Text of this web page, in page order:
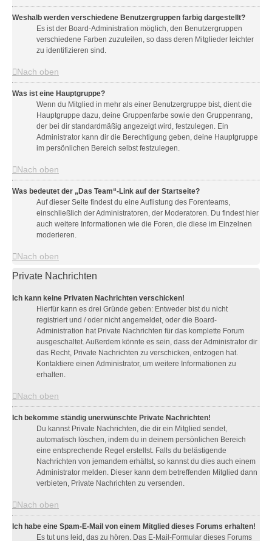
Weshalb werden verschiedene Benutzergruppen farbig dargestellt?
Es ist der Board-Administration möglich, den Benutzergruppen
verschiedene Farben zuzuteilen, so dass deren Mitglieder leichter
zu identifizieren sind.
Nach oben
Was ist eine Hauptgruppe?
Wenn du Mitglied in mehr als einer Benutzergruppe bist, dient die
Hauptgruppe dazu, deine Gruppenfarbe sowie den Gruppenrang,
der bei dir standardmäßig angezeigt wird, festzulegen. Ein
Administrator kann dir die Berechtigung geben, deine Hauptgruppe
im persönlichen Bereich selbst festzulegen.
Nach oben
Was bedeutet der „Das Team“-Link auf der Startseite?
Auf dieser Seite findest du eine Auflistung des Forenteams,
einschließlich der Administratoren, der Moderatoren. Du findest hier
auch weitere Informationen wie die Foren, die diese im Einzelnen
moderieren.
Nach oben
Private Nachrichten
Ich kann keine Privaten Nachrichten verschicken!
Hierfür kann es drei Gründe geben: Entweder bist du nicht
registriert und / oder nicht angemeldet, oder die Board-
Administration hat Private Nachrichten für das komplette Forum
ausgeschaltet. Außerdem könnte es sein, dass der Administrator dir
das Recht, Private Nachrichten zu verschicken, entzogen hat.
Kontaktiere einen Administrator, um weitere Informationen zu
erhalten.
Nach oben
Ich bekomme ständig unerwünschte Private Nachrichten!
Du kannst Private Nachrichten, die dir ein Mitglied sendet,
automatisch löschen, indem du in deinem persönlichen Bereich
eine entsprechende Regel erstellst. Falls du belästigende
Nachrichten von jemandem erhältst, so kannst du dies auch einem
Administrator melden. Dieser kann dem betreffenden Mitglied dann
verbieten, Private Nachrichten zu versenden.
Nach oben
Ich habe eine Spam-E-Mail von einem Mitglied dieses Forums erhalten!
Es tut uns leid, das zu hören. Das E-Mail-Formular dieses Forums